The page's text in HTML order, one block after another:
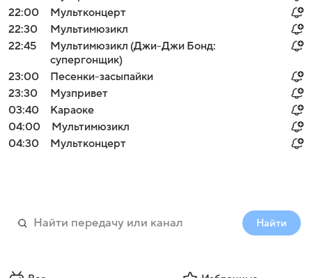
22:00
Мультконцерт
22:30
Мультимюзикл
22:45
Мультимюзикл (Джи-Джи Бонд:
супергонщик)
23:00
Песенки-засыпайки
23:30
Музпривет
03:40
Караоке
04:00
Мультимюзикл
04:30
Мультконцерт
Найти